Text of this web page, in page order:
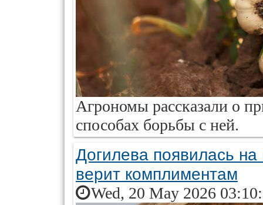
Агрономы рассказали о
способах борьбы с ней.
Догилева появилась
верит комплиментам
Wed, 20 May 2026